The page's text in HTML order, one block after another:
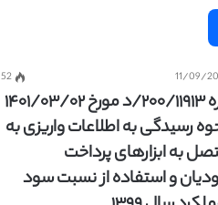
11/09/
52
پیرو نامه شماره ۲۰۰/۱۱۹۱۳/د مورخ ۱۴۰۱/۰۳/۰۲
به اطلاعات واریزی به
به ابزارهای پرداخت
و استفاده از نسبت سود